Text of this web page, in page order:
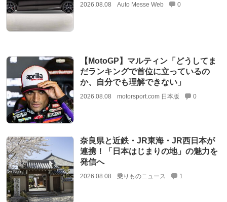
2026.08.08 Auto Messe Web 0
【MotoGP】マルティン「どうしてま
だランキングで首位に立っているの
か、自分でも理解できない」
2026.08.08 motorsport.com 日本版 0
奈良県と近鉄・JR東海・JR西日本が
連携！「日本はじまりの地」の魅力を
発信へ
2026.08.08 乗りものニュース 1